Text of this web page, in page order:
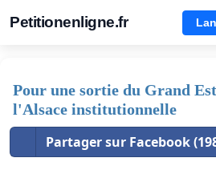
Petitionenligne.fr
Pour une sortie du Grand
l'Alsace institutionnelle
Partager sur Facebook